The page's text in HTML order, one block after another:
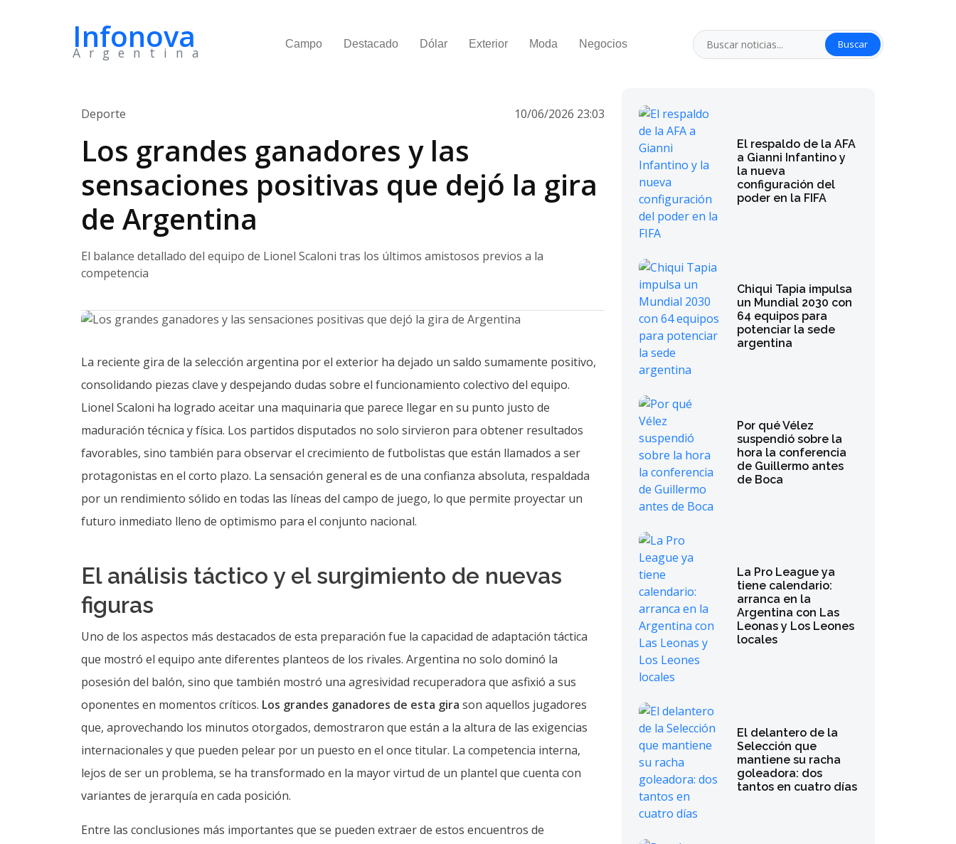
Infonova
Argentina
Campo Destacado Dólar Exterior Moda Negocios Buscar
Deporte 10/06/2026 23:03
Los grandes ganadores y las
sensaciones positivas que dejó la gira
de Argentina
El balance detallado del equipo de Lionel Scaloni tras los últimos amistosos previos a la
competencia
La reciente gira de la selección argentina por el exterior ha dejado un saldo sumamente positivo,
consolidando piezas clave y despejando dudas sobre el funcionamiento colectivo del equipo.
Lionel Scaloni ha logrado aceitar una maquinaria que parece llegar en su punto justo de
maduración técnica y física. Los partidos disputados no solo sirvieron para obtener resultados
favorables, sino también para observar el crecimiento de futbolistas que están llamados a ser
protagonistas en el corto plazo. La sensación general es de una confianza absoluta, respaldada
por un rendimiento sólido en todas las líneas del campo de juego, lo que permite proyectar un
futuro inmediato lleno de optimismo para el conjunto nacional.
El análisis táctico y el surgimiento de nuevas
figuras
Uno de los aspectos más destacados de esta preparación fue la capacidad de adaptación táctica
que mostró el equipo ante diferentes planteos de los rivales. Argentina no solo dominó la
posesión del balón, sino que también mostró una agresividad recuperadora que asfixió a sus
oponentes en momentos críticos. Los grandes ganadores de esta gira son aquellos jugadores
que, aprovechando los minutos otorgados, demostraron que están a la altura de las exigencias
internacionales y que pueden pelear por un puesto en el once titular. La competencia interna,
lejos de ser un problema, se ha transformado en la mayor virtud de un plantel que cuenta con
variantes de jerarquía en cada posición.
Entre las conclusiones más importantes que se pueden extraer de estos encuentros de
El respaldo de la AFA
a Gianni Infantino y
la nueva
configuración del
poder en la FIFA
Chiqui Tapia impulsa
un Mundial 2030 con
64 equipos para
potenciar la sede
argentina
Por qué Vélez
suspendió sobre la
hora la conferencia
de Guillermo antes
de Boca
La Pro League ya
tiene calendario:
arranca en la
Argentina con Las
Leonas y Los Leones
locales
El delantero de la
Selección que
mantiene su racha
goleadora: dos
tantos en cuatro días